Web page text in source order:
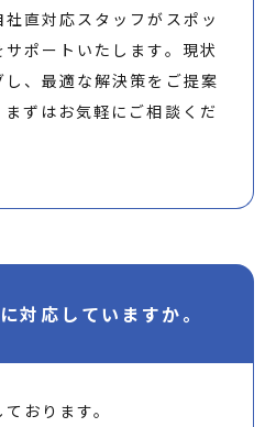
直対応スタッフがスポッ
サポートいたします。現状
し、最適な解決策をご提案
まずはお気軽にご相談くだ
対応していますか。
おります。